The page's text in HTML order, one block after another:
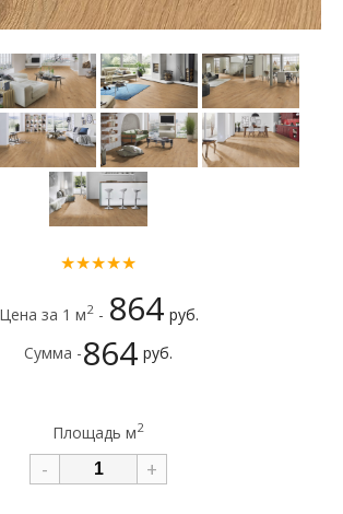
★★★★★
Цена за 1 м2- 864 руб.
Сумма -864 руб.
Площадь м2
- +